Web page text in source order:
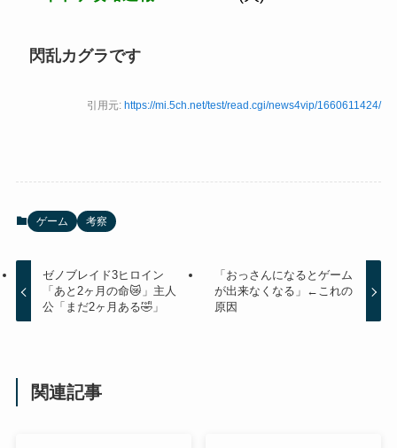
閃乱カグラです
引用元: https://mi.5ch.net/test/read.cgi/news4vip/1660611424/
ゲーム 考察
ゼノブレイド3ヒロイン
「あと2ヶ月の命😿」主人
公「まだ2ヶ月ある🤣」
「おっさんになるとゲーム
が出来なくなる」←これの
原因
関連記事